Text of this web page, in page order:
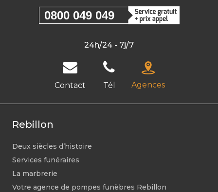
0800 049 049
24h/24 - 7j/7
Contact Tél Agences
Rebillon
Deux siècles d’histoire
Services funéraires
La marbrerie
Votre agence de pompes funèbres Rebillon